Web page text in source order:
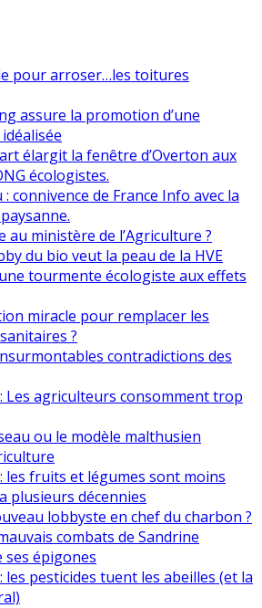
pour arroser…les toitures
assure la promotion d’une
élargit la fenêtre d’Overton aux
écologistes.
: connivence de France Info avec la
au ministère de l’Agriculture ?
du bio veut la peau de la HVE
une tourmente écologiste aux effets
miracle pour remplacer les
?
contradictions des
Les agriculteurs consomment trop
ou le modèle malthusien
les fruits et légumes sont moins
plusieurs décennies
lobbyste en chef du charbon ?
combats de Sandrine
ses épigones
les pesticides tuent les abeilles (et la